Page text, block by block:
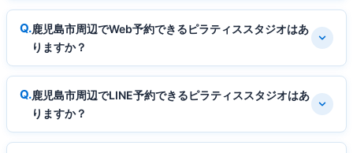
鹿児島市周辺でWeb予約できるピラティススタジオはあ
りますか？
鹿児島市周辺でLINE予約できるピラティススタジオはあ
りますか？